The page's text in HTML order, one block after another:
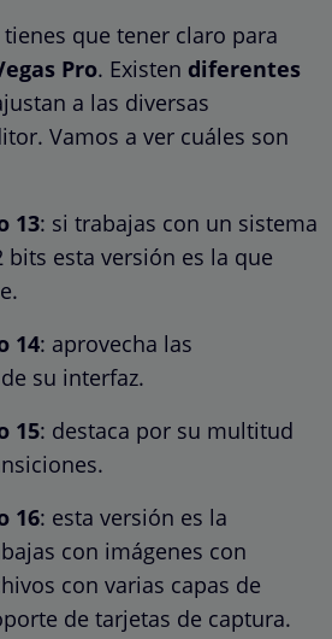
que tener claro para
Pro. Existen diferentes
a las diversas
Vamos a ver cuáles son
13: si trabajas con un sistema
bits esta versión es la que
14: aprovecha las
su interfaz.
15: destaca por su multitud
16: esta versión es la
con imágenes con
con varias capas de
de tarjetas de captura.